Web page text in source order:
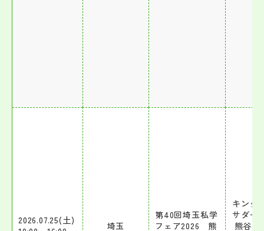
2026.07.25(土)
埼玉
第40回埼玉私学
フェア2026 熊
キング
サダー
熊谷3